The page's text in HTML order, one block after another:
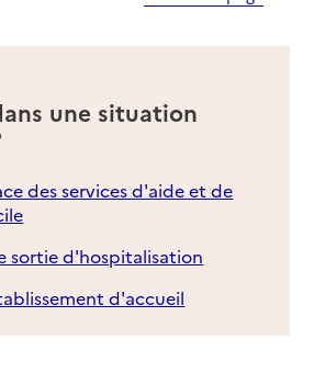
une situation
des services d'aide et de
sortie d'hospitalisation
d'accueil